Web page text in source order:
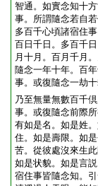
智通。如實念知十
事。所謂隨念若自
多百千心頃諸宿住
百日千日。多百千
月十月。百月千月
隨念一年十年。百
事。或復隨念一劫
乃至無量無數百千
事。或復隨念前際
有如是名。如是姓
住。如是壽限。如
苦。從彼處沒來生
如是状貌。如是言
宿住事皆隨念知。